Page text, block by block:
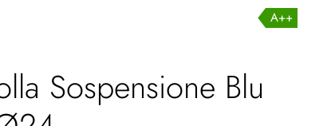
A++
Sospensione Blu